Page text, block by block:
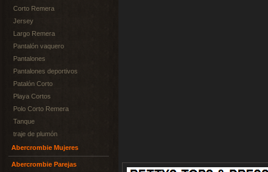
Corto Remera
Jersey
Largo Remera
Pantalón vaquero
Pantalones
Pantalones deportivos
Patalón Corto
Playa Cortos
Polo Corto Remera
Tanque
traje de plumón
Abercrombie Mujeres
Abercrombie Parejas